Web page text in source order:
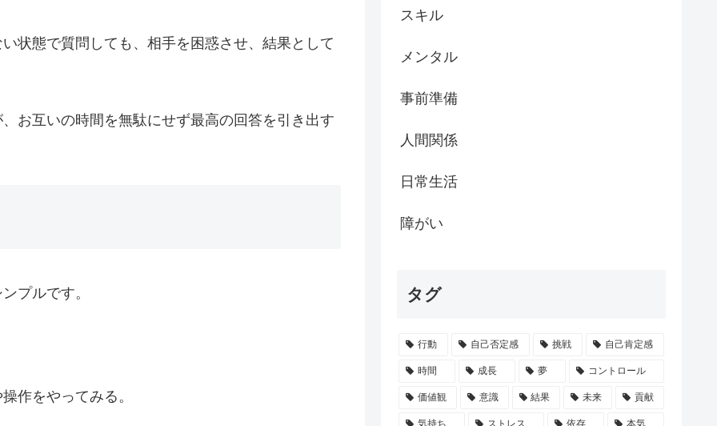
状態で質問しても、相手を困惑させ、結果として
お互いの時間を無駄にせず最高の回答を引き出す
プルです。
作をやってみる。
スキル
メンタル
事前準備
人間関係
日常生活
障がい
タグ
行動 自己否定感 挑戦 自己肯定感
時間 成長 夢 コントロール
価値観 意識 結果 未来 貢献